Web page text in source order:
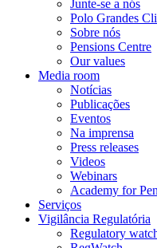
Junte-se a nós
Polo Grandes
Sobre nós
Pensions Centre
Our values
Media room
Notícias
Publicações
Eventos
Na imprensa
Press releases
Videos
Webinars
Academy for
Serviços
Vigilância Regulatória
Regulatory